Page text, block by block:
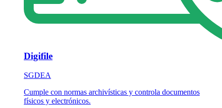
Digifile
SGDEA
Cumple con normas archivísticas y controla documentos
físicos y electrónicos.